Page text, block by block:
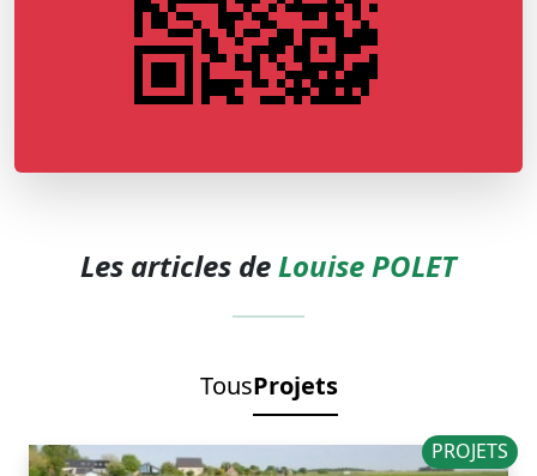
Les articles deLouise POLET
TousProjets
PROJETS